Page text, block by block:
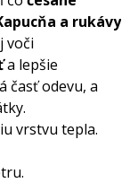
a rukávy
voči
a lepšie
časť odevu, a
vrstvu tepla.